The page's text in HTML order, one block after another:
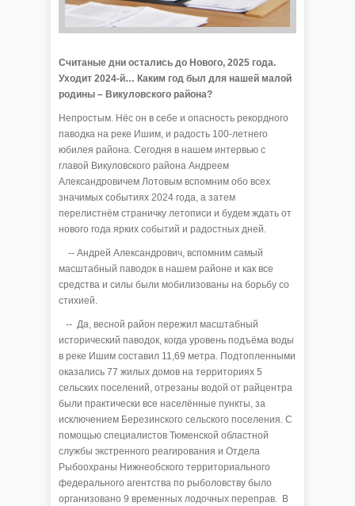
Считаные дни остались до Нового, 2025 года.
Уходит 2024-й… Каким год был для нашей малой
родины – Викуловского района?
Непростым. Нёс он в себе и опасность рекордного
паводка на реке Ишим, и радость 100-летнего
юбилея района. Сегодня в нашем интервью с
главой Викуловского района Андреем
Александровичем Лотовым вспомним обо всех
значимых событиях 2024 года, а затем
перелистнём страничку летописи и будем ждать от
нового года ярких событий и радостных дней.
-- Андрей Александрович, вспомним самый
масштабный паводок в нашем районе и как все
средства и силы были мобилизованы на борьбу со
стихией.
-- Да, весной район пережил масштабный
исторический паводок, когда уровень подъёма воды
в реке Ишим составил 11,69 метра. Подтопленными
оказались 77 жилых домов на территориях 5
сельских поселений, отрезаны водой от райцентра
были практически все населённые пункты, за
исключением Березинского сельского поселения. С
помощью специалистов Тюменской областной
службы экстренного реагирования и Отдела
Рыбоохраны Нижнеобского территориального
федерального агентства по рыболовству было
организовано 9 временных лодочных переправ. В